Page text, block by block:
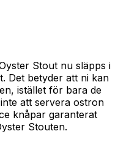
Stout nu släpps i
Det betyder att ni kan
istället för bara de
att servera ostron
knåpar garanterat
Stouten.